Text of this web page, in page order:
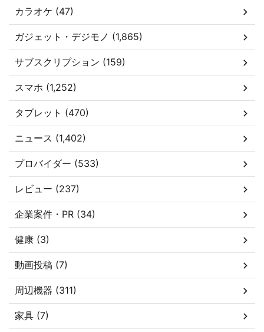
カラオケ (47)
ガジェット・デジモノ (1,865)
サブスクリプション (159)
スマホ (1,252)
タブレット (470)
ニュース (1,402)
プロバイダー (533)
レビュー (237)
企業案件・PR (34)
健康 (3)
動画投稿 (7)
周辺機器 (311)
家具 (7)